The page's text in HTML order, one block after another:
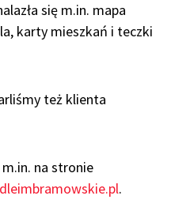
się m.in. mapa
karty mieszkań i teczki
też klienta
na stronie
.